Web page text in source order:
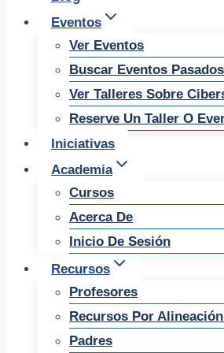
Eventos
Ver Eventos
Buscar Eventos Pasados
Ver Talleres Sobre
Reserve Un Taller O
Iniciativas
Academia
Cursos
Acerca De
Inicio De Sesión
Recursos
Profesores
Recursos Por
Padres